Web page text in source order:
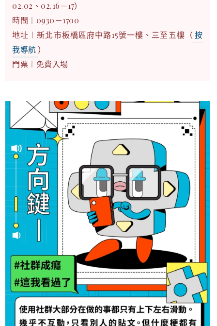
02.02、02.16－17）
時間︱0930－1700
地址︱新北市板橋區府中路15號一樓、三至五樓（ 按
我導航 ）
門票︱免費入場